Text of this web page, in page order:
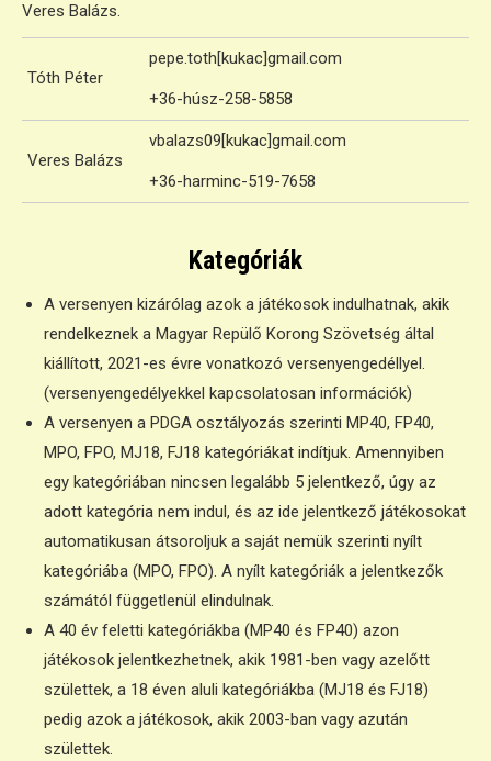
Veres Balázs.
Tóth Péter
pepe.toth[kukac]gmail.com
+36-húsz-258-5858
Veres Balázs
vbalazs09[kukac]gmail.com
+36-harminc-519-7658
Kategóriák
A versenyen kizárólag azok a játékosok indulhatnak, akik
rendelkeznek a Magyar Repülő Korong Szövetség által
kiállított, 2021-es évre vonatkozó versenyengedéllyel.
(versenyengedélyekkel kapcsolatosan információk)
A versenyen a PDGA osztályozás szerinti MP40, FP40,
MPO, FPO, MJ18, FJ18 kategóriákat indítjuk. Amennyiben
egy kategóriában nincsen legalább 5 jelentkező, úgy az
adott kategória nem indul, és az ide jelentkező játékosokat
automatikusan átsoroljuk a saját nemük szerinti nyílt
kategóriába (MPO, FPO). A nyílt kategóriák a jelentkezők
számától függetlenül elindulnak.
A 40 év feletti kategóriákba (MP40 és FP40) azon
játékosok jelentkezhetnek, akik 1981-ben vagy azelőtt
születtek, a 18 éven aluli kategóriákba (MJ18 és FJ18)
pedig azok a játékosok, akik 2003-ban vagy azután
születtek.